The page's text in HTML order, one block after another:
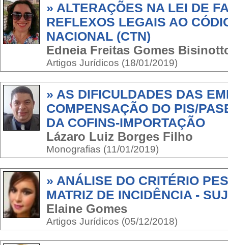
» ALTERAÇÕES NA LEI DE
REFLEXOS LEGAIS AO
NACIONAL (CTN)
Edneia Freitas Gomes
Artigos Jurídicos (18/01/2019)
» AS DIFICULDADES DAS
COMPENSAÇÃO DO PIS/
DA COFINS-IMPORTAÇÃO
Lázaro Luiz Borges Filho
Monografias (11/01/2019)
» ANÁLISE DO CRITÉRIO
MATRIZ DE INCIDÊNCIA -
Elaine Gomes
Artigos Jurídicos (05/12/2018)